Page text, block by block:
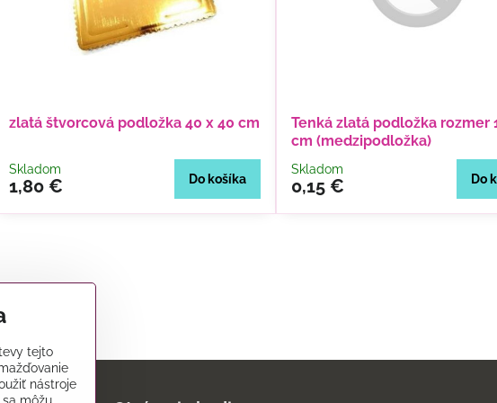
zlatá štvorcová podložka 40 x 40 cm
Skladom
1,80 € Do košíka
Tenká zlatá podložka rozmer
cm (medzipodložka)
Skladom
0,15 € Do
tejto
nástroje